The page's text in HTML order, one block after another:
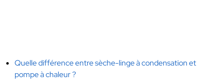
Quelle différence entre sèche-linge à condensation et
pompe à chaleur ?